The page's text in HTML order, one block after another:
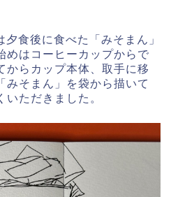
食後に食べた「みそまん」
めはコーヒーカップからで
からカップ本体、取手に移
みそまん」を袋から描いて
ただきました。